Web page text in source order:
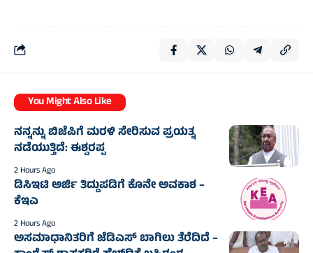
You Might Also Like
ನನ್ನನ್ನು ಬಿಜೆಪಿಗೆ ಮರಳಿ ಸೇರಿಸುವ ಪ್ರಯತ್ನ
ನಡೆಯುತ್ತಿದೆ: ಈಶ್ವರಪ್ಪ
2 Hours Ago
ಡಿಸಿಇಟಿ ಅರ್ಜಿ ತಿದ್ದುಪಡಿಗೆ ಕೊನೇ ಅವಕಾಶ –
ಕೆಇಎ
2 Hours Ago
ಅಸಮಾಧಾನಿತರಿಗೆ ಜೆಡಿಎಸ್‌‍ ಬಾಗಿಲು ತೆರೆದಿದೆ –